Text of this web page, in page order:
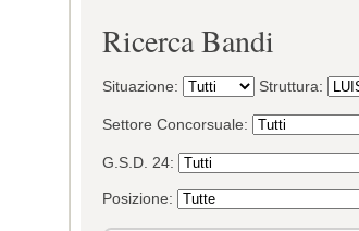
Ricerca Bandi
Situazione: Struttura:
Settore Concorsuale:
G.S.D. 24:
Posizione: